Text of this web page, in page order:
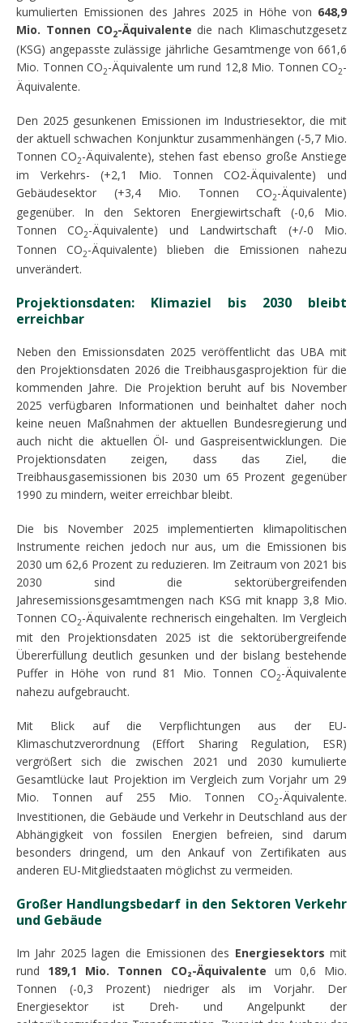
kumulierten Emissionen des Jahres 2025 in Höhe von 648,9
Mio. Tonnen CO2-Äquivalente die nach Klimaschutzgesetz
(KSG) angepasste zulässige jährliche Gesamtmenge von 661,6
Mio. Tonnen CO2-Äquivalente um rund 12,8 Mio. Tonnen CO2-
Äquivalente.
Den 2025 gesunkenen Emissionen im Industriesektor, die mit
der aktuell schwachen Konjunktur zusammenhängen (-5,7 Mio.
Tonnen CO2-Äquivalente), stehen fast ebenso große Anstiege
im Verkehrs- (+2,1 Mio. Tonnen CO2-Äquivalente) und
Gebäudesektor (+3,4 Mio. Tonnen CO2-Äquivalente)
gegenüber. In den Sektoren Energiewirtschaft (-0,6 Mio.
Tonnen CO2-Äquivalente) und Landwirtschaft (+/-0 Mio.
Tonnen CO2-Äquivalente) blieben die Emissionen nahezu
unverändert.
Projektionsdaten: Klimaziel bis 2030 bleibt
erreichbar
Neben den Emissionsdaten 2025 veröffentlicht das UBA mit
den Projektionsdaten 2026 die Treibhausgasprojektion für die
kommenden Jahre. Die Projektion beruht auf bis November
2025 verfügbaren Informationen und beinhaltet daher noch
keine neuen Maßnahmen der aktuellen Bundesregierung und
auch nicht die aktuellen Öl- und Gaspreisentwicklungen. Die
Projektionsdaten zeigen, dass das Ziel, die
Treibhausgasemissionen bis 2030 um 65 Prozent gegenüber
1990 zu mindern, weiter erreichbar bleibt.
Die bis November 2025 implementierten klimapolitischen
Instrumente reichen jedoch nur aus, um die Emissionen bis
2030 um 62,6 Prozent zu reduzieren. Im Zeitraum von 2021 bis
2030 sind die sektorübergreifenden
Jahresemissionsgesamtmengen nach KSG mit knapp 3,8 Mio.
Tonnen CO2-Äquivalente rechnerisch eingehalten. Im Vergleich
mit den Projektionsdaten 2025 ist die sektorübergreifende
Übererfüllung deutlich gesunken und der bislang bestehende
Puffer in Höhe von rund 81 Mio. Tonnen CO2-Äquivalente
nahezu aufgebraucht.
Mit Blick auf die Verpflichtungen aus der EU-
Klimaschutzverordnung (Effort Sharing Regulation, ESR)
vergrößert sich die zwischen 2021 und 2030 kumulierte
Gesamtlücke laut Projektion im Vergleich zum Vorjahr um 29
Mio. Tonnen auf 255 Mio. Tonnen CO2-Äquivalente.
Investitionen, die Gebäude und Verkehr in Deutschland aus der
Abhängigkeit von fossilen Energien befreien, sind darum
besonders dringend, um den Ankauf von Zertifikaten aus
anderen EU-Mitgliedstaaten möglichst zu vermeiden.
Großer Handlungsbedarf in den Sektoren Verkehr
und Gebäude
Im Jahr 2025 lagen die Emissionen des Energiesektors mit
rund 189,1 Mio. Tonnen CO₂-Äquivalente um 0,6
Mio.
Tonnen (-0,3
Prozent) niedriger als im Vorjahr. Der
Energiesektor ist Dreh- und Angelpunkt der